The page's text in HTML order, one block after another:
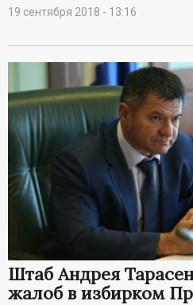
19 сентября 2018 - 13:16
Штаб Андрея
жалоб в избирком